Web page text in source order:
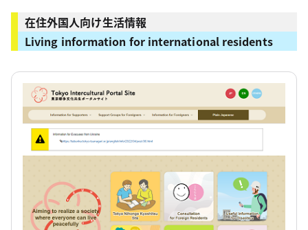
在住外国人向け生活情報
Living information for international residents